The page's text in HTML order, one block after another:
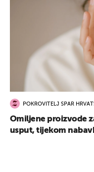
POKROVITELJ SPAR
Omiljene proizvode
usput, tijekom